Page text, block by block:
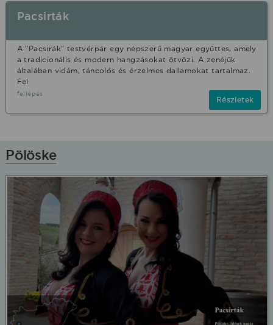
Pacsirták
A "Pacsirák" testvérpár egy népszerű magyar együttes, amely
a tradicionális és modern hangzásokat ötvözi. A zenéjük
általában vidám, táncolós és érzelmes dallamokat tartalmaz.
Fel
fellépés
Részletek
Pölöske